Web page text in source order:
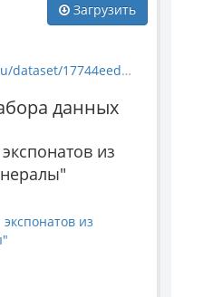
Загрузить
4c9b7554-9d8e-4566-9c7d-f2c166c75aff/download/mineral_52884.jpg
данных
из
из